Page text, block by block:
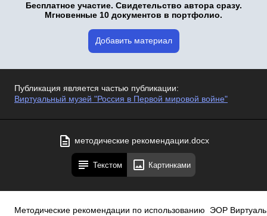
Бесплатное участие. Свидетельство автора сразу.
Мгновенные 10 документов в портфолио.
Добавить материал
Публикация является частью публикации:
Виртуальный музей "Россия в Первой мировой войне"
методические рекомендации.docx
Текстом Картинками
Методические рекомендации по использованию ЭОР